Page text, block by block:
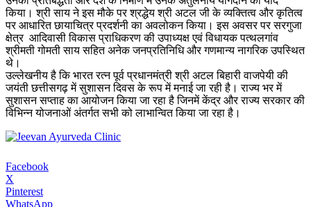
किया। श्री साय ने इस मौके पर श्रद्धेय श्री अटल जी के व्यक्तित्व और कृतित्व
पर आधारित छायाचित्र प्रदर्शनी का अवलोकन किया। इस अवसर पर सरगुजा
क्षेत्र आदिवासी विकास प्राधिकरण की उपाध्यक्ष एवं विधायक पत्थलगांव
श्रीमती गोमती साय सहित अनेक जनप्रतिनिधि और गणमान्य नागरिक उपस्थित
थे।
उल्लेखनीय है कि भारत रत्न पूर्व प्रधानमंत्री श्री अटल बिहारी वाजपेयी की
जयंती छत्तीसगढ़ में सुशासन दिवस के रूप में मनाई जा रही है। राज्य भर में
सुशासन सप्ताह का आयोजन किया जा रहा है जिनमें केंद्र और राज्य सरकार की
विभिन्न योजनाओं अंतर्गत सभी को लाभान्वित किया जा रहा है।
Facebook
X
Pinterest
WhatsApp